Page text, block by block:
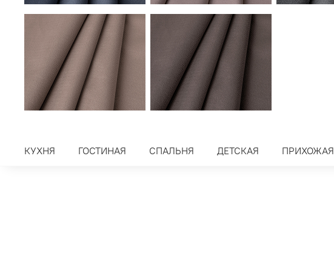
КУХНЯ ГОСТИНАЯ СПАЛЬНЯ ДЕТСКАЯ ПРИХОЖАЯ